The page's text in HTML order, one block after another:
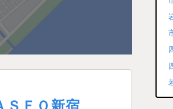
ＥＯ新宿